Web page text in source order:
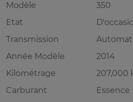
Modèle
350
Etat
Transmission
Année Modèle
2014
Kilométrage
207,000
Carburant
Essence